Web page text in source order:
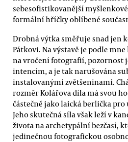
sebesofistikovanější
formální hříčky oblíbené
Drobná výtka směřuje snad jen
Pátkovi. Na výstavě je podle
na vročení fotografií, pozornost
intencím, a je tak narušována
instalovanými zvětšeninami.
rozměr Kolářova díla má svou
částečně jako laická berlička
Jeho skutečná síla však leží v
života na archetypální bezčasí,
jedinečnou fotografickou